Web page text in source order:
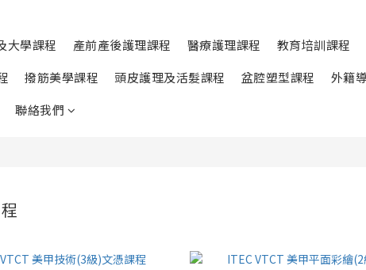
大學課程 產前產後護理課程 醫療護理課程 教育培訓課程
撥筋美學課程 頭皮護理及活髮課程 盆腔塑型課程
外籍
聯絡我們